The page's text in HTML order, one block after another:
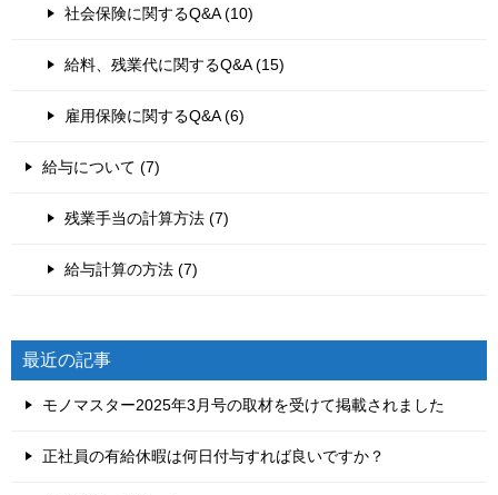
社会保険に関するQ&A (10)
給料、残業代に関するQ&A (15)
雇用保険に関するQ&A (6)
給与について (7)
残業手当の計算方法 (7)
給与計算の方法 (7)
最近の記事
モノマスター2025年3月号の取材を受けて掲載されました
正社員の有給休暇は何日付与すれば良いですか？